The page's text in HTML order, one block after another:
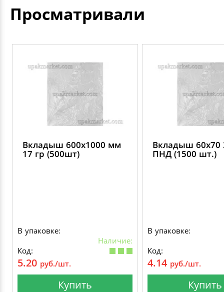
Просматривали
Вкладыш 600х1000 мм
17 гр (500шт)
В упаковке:
Наличие:
Код:
5.20 руб./шт.
Купить
Вкладыш 60х70
ПНД (1500 шт.)
В упаковке:
Код:
4.14 руб./шт.
Купить